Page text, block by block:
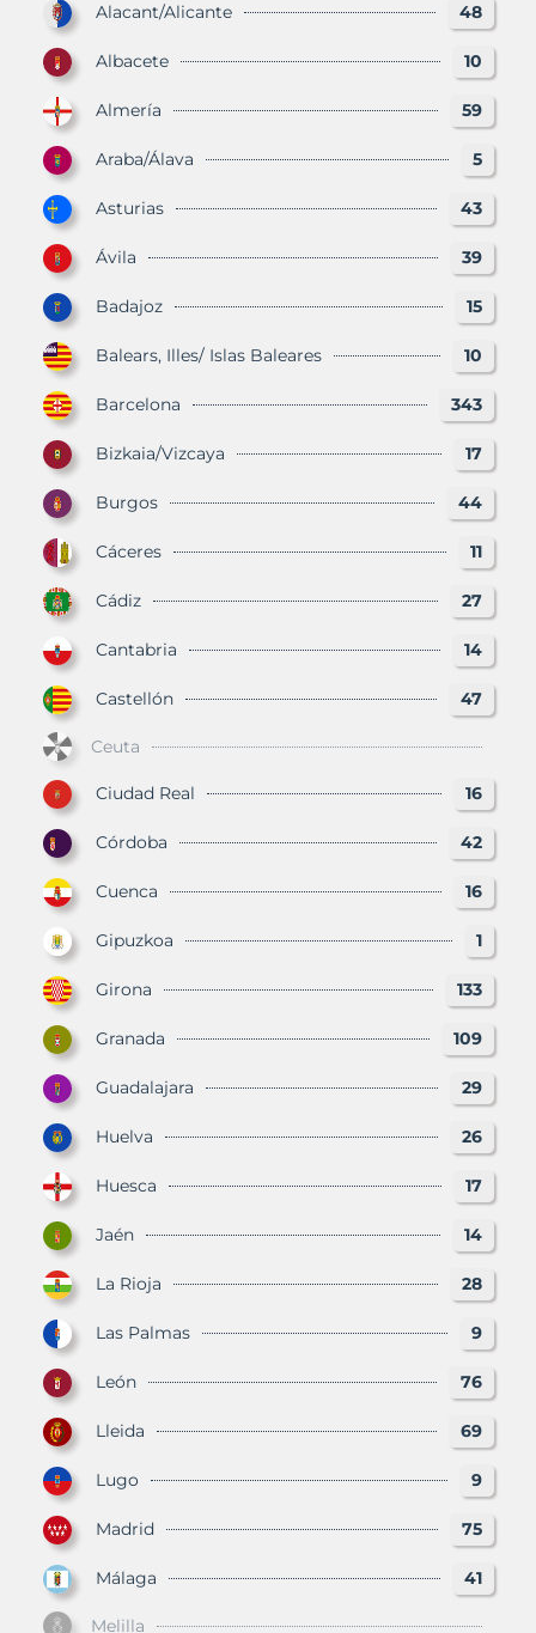
Alacant/Alicante 48
Albacete 10
Almería 59
Araba/Álava 5
Asturias 43
Ávila 39
Badajoz 15
Balears, Illes/ Islas Baleares 10
Barcelona 343
Bizkaia/Vizcaya 17
Burgos 44
Cáceres 11
Cádiz 27
Cantabria 14
Castellón 47
Ceuta
Ciudad Real 16
Córdoba 42
Cuenca 16
Gipuzkoa 1
Girona 133
Granada 109
Guadalajara 29
Huelva 26
Huesca 17
Jaén 14
La Rioja 28
Las Palmas 9
León 76
Lleida 69
Lugo 9
Madrid 75
Málaga 41
Melilla